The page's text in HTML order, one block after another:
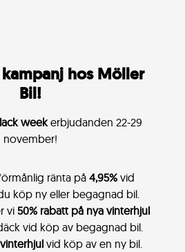
hos Möller
Bil!
weekerbjudanden 22-29
november!
ränta på4,95%vid
köp ny eller begagnad bil.
vi 50% rabatt på nya vinterhjul
vid köp av begagnad bil.
vid köp av en ny bil.